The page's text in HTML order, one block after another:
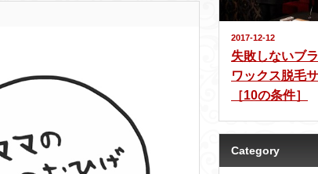
2017-12-12
失敗しないブ
ワックス脱毛
［10の条件］
Category